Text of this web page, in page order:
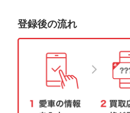
登録後の流れ